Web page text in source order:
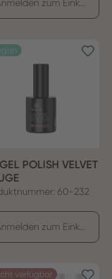
POLISH VELVET
60-232
verfügbar